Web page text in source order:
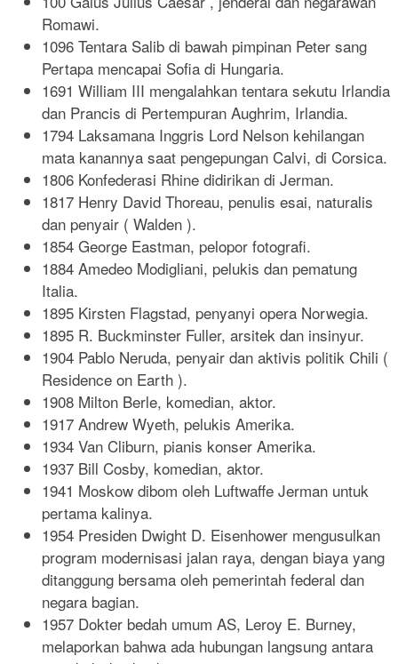
Romawi.
1096 Tentara Salib di bawah pimpinan Peter sang
Pertapa mencapai Sofia di Hungaria.
1691 William III mengalahkan tentara sekutu Irlandia
dan Prancis di Pertempuran Aughrim, Irlandia.
1794 Laksamana Inggris Lord Nelson kehilangan
mata kanannya saat pengepungan Calvi, di Corsica.
1806 Konfederasi Rhine didirikan di Jerman.
1817 Henry David Thoreau, penulis esai, naturalis
dan penyair ( Walden ).
1854 George Eastman, pelopor fotografi.
1884 Amedeo Modigliani, pelukis dan pematung
Italia.
1895 Kirsten Flagstad, penyanyi opera Norwegia.
1895 R. Buckminster Fuller, arsitek dan insinyur.
1904 Pablo Neruda, penyair dan aktivis politik Chili (
Residence on Earth ).
1908 Milton Berle, komedian, aktor.
1917 Andrew Wyeth, pelukis Amerika.
1934 Van Cliburn, pianis konser Amerika.
1937 Bill Cosby, komedian, aktor.
1941 Moskow dibom oleh Luftwaffe Jerman untuk
pertama kalinya.
1954 Presiden Dwight D. Eisenhower mengusulkan
program modernisasi jalan raya, dengan biaya yang
ditanggung bersama oleh pemerintah federal dan
negara bagian.
1957 Dokter bedah umum AS, Leroy E. Burney,
melaporkan bahwa ada hubungan langsung antara